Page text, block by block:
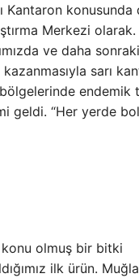
Kantaron konusunda
Merkezi olarak.
ve daha sonraki
sarı
endemik
geldi. “Her yerde bol
konu olmuş bir bitki
ilk ürün. Muğla